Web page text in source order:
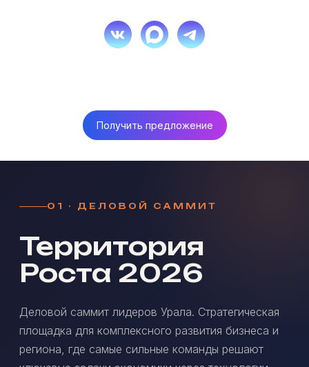
Получить предложение
01 · ДЕЛОВОЙ САММИТ
Территория
Роста 2026
Деловой саммит лидеров Урала. Стратегическая
площадка для комплексного развития бизнеса и
региона, где самые сильные команды решают